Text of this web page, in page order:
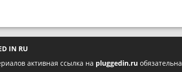
IN RU
активная ссылка на pluggedin.ru обязательна